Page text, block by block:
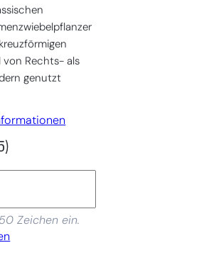
Rechts- als
genutzt
)
Zeichen ein.